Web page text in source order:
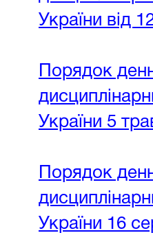
України від
Порядок
України 5
Порядок
України 16